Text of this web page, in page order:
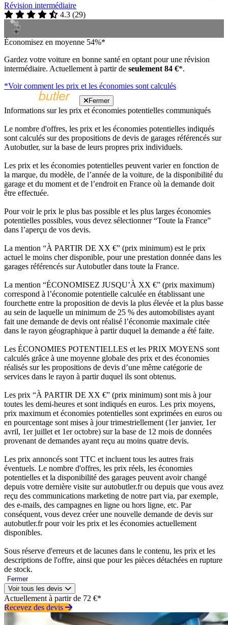
Révision intermédiaire
4.3 (29)
Économisez en moyenne 54%*
Gardez votre voiture en bonne santé en optant pour une révision
intermédiaire. Actuellement à partir de seulement 84 €*.
*Voir comment les prix et les économies sont calculés
Fermer
Informations sur les prix et économies potentielles communiqués
Le nombre d'offres, les prix et les économies potentielles indiqués
sont calculés sur des propositions de devis de garages référencés sur
Autobutler, sur la base de leurs propres prix individuels.
Les prix et les économies potentielles peuvent varier en fonction de
la marque, du modèle, de l’année de la voiture, de la disponibilité du
garage et du moment et de l’endroit en France où la demande doit
être effectuée.
Pour voir le prix le plus bas possible et les plus larges économies
potentielles possibles, vous devez sélectionner “Toute la France”
dans l’aperçu de vos devis.
La mention “À PARTIR DE XX €” (prix minimum) est le prix
actuel le moins cher disponible, pour une prestation donnée dans les
garages référencés sur Autobutler dans toute la France.
La mention “ÉCONOMISEZ JUSQU’À XX €” (prix maximum)
correspond à l’économie potentielle calculée en établissant une
fourchette entre la proposition de devis la plus élevée et la plus basse
au sein de laquelle un minimum de 25 % des automobilistes ayant
fait une demande de devis ont réalisé l’économie maximale citée
dans le rayon géographique à partir duquel la demande a été faite.
Les ÉCONOMIES POTENTIELLES et les PRIX MOYENS sont
calculés grâce à une moyenne globale des prix et des économies
réalisés sur les propositions de devis d’une même catégorie de
services dans le rayon à partir duquel ils sont obtenus.
Les prix “À PARTIR DE XX €” (prix minimum) sont mis à jour
toutes les demi-heures et sont indiqués en euros. Les prix moyens,
prix maximum et économies potentielles sont exprimées en euros ou
en pourcentage sont mises à jour trimestriellement (1er janvier, 1er
avril, 1er juillet et 1er octobre) sur la base de 12 mois de données
provenant de demandes ayant reçu au moins quatre devis.
Les prix annoncés sont TTC et incluent tous les autres frais
éventuels. Le nombre d'offres, les prix réels, les économies
potentielles et la disponibilité des garages peuvent avoir changé
depuis votre dernière visite sur autobutler.fr ou depuis que vous avez
reçu des communications marketing de notre part via, par exemple,
des e-mails, des campagnes en ligne ou hors ligne, etc. Par
conséquent, vous devez créer une nouvelle demande de devis sur
autobutler.fr pour voir les prix et les économies actuellement
disponibles.
Sous réserve d'erreurs et de lacunes dans le contenu, les prix et les
descriptions de l'offre, ainsi que pour les pièces détachées en rupture
de stock.
Fermer
Voir tous les devis
Actuellement à partir de 72 €*
Recevez des devis